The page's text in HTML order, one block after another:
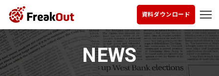
資料ダウンロード
NEWS